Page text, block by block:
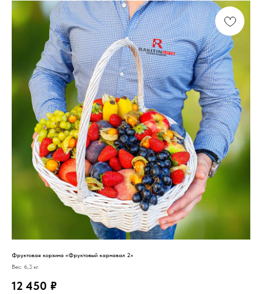
Фруктовая корзина «Фруктовый карнавал 2»
Вес: 6,3 кг.
12 450 ₽